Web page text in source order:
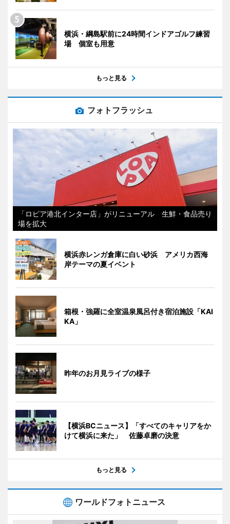
横浜・綱島駅前に24時間インドアゴルフ練習
場 個室も用意
もっと見る
フォトフラッシュ
「ロピア港北インター店」がリニューアル 生鮮・食品売り
場を拡大
横浜赤レンガ倉庫に白い砂浜 アメリカ西海
岸テーマの夏イベント
箱根・強羅に全室温泉風呂付き宿泊施設「KAI
KA」
昨年のお月見ライブの様子
【横浜BCニュース】「すべてのキャリアをか
けて横浜に来た」 佐藤卓磨の決意
もっと見る
ワールドフォトニュース